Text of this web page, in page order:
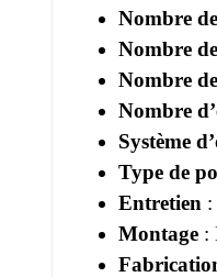
Nombre
Nombre
Nombre
Nombre
Système
Type de
Entretien
Montage :